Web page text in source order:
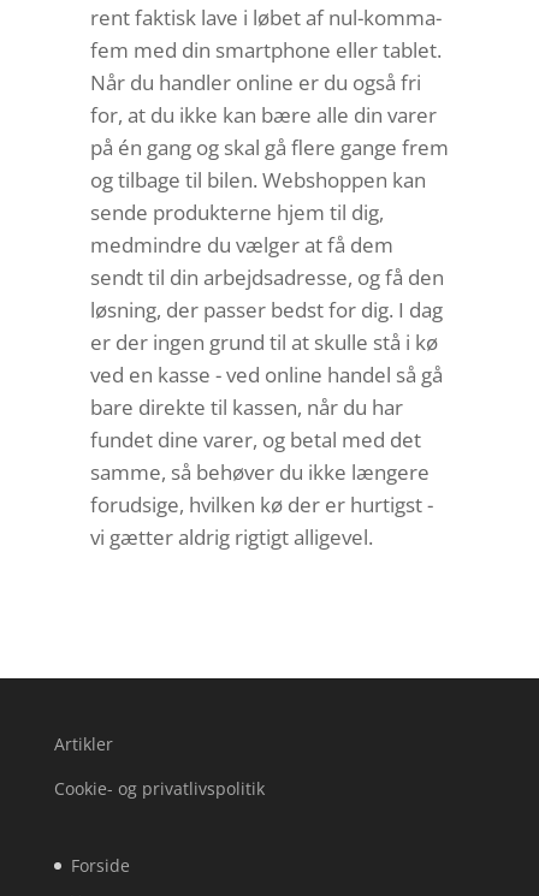
rent faktisk lave i løbet af nul-komma-
fem med din smartphone eller tablet.
Når du handler online er du også fri
for, at du ikke kan bære alle din varer
på én gang og skal gå flere gange frem
og tilbage til bilen. Webshoppen kan
sende produkterne hjem til dig,
medmindre du vælger at få dem
sendt til din arbejdsadresse, og få den
løsning, der passer bedst for dig. I dag
er der ingen grund til at skulle stå i kø
ved en kasse - ved online handel så gå
bare direkte til kassen, når du har
fundet dine varer, og betal med det
samme, så behøver du ikke længere
forudsige, hvilken kø der er hurtigst -
vi gætter aldrig rigtigt alligevel.
Artikler
Cookie- og privatlivspolitik
Forside